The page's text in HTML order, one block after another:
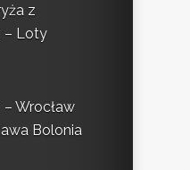
z
– Loty
Wrocław
Bolonia